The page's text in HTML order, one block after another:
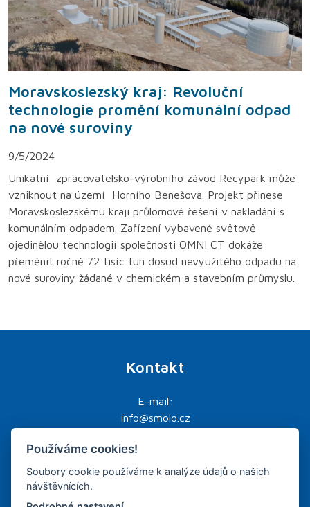
Moravskoslezský kraj: Revoluční
technologie promění komunální odpad
na nové suroviny
9/5/2024
Unikátní zpracovatelsko-výrobního závod Recypark může
vzniknout na území Horního Benešova. Projekt přinese
Moravskoslezskému kraji průlomové řešení v nakládání s
komunálním odpadem. Zařízení vybavené světově
ojedinělou technologií společnosti OMNI CT dokáže
přeměnit ročně 72 tisíc tun dosud nevyužitého odpadu na
nové suroviny žádané v chemickém a stavebním průmyslu.
Kontakt
E-mail:
info@smolo.cz
SMOLO a.s.
739 61 Třinec
Používáme cookies!
Soubory cookie používáme k analýze údajů o našich
návštěvnících.